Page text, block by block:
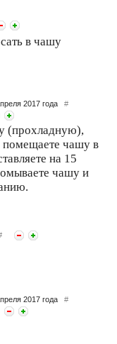
в чашу
2017 года #
(прохладную),
помещаете чашу в
на 15
чашу и
2017 года #